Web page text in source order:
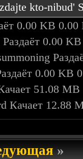
kto-nibud'
0.00 KB
Раздаёт 0.00
0.00 KB
51.08
Качает 12.88
»